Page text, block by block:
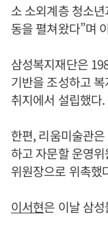
소 소외계층 청소
동을 펼쳐왔다”며
삼성복지재단은
기반을 조성하고
취지에서 설립했다.
한편, 리움미술관
하고 자문할 운영
위원장으로 위촉했
이서현은 이날 삼